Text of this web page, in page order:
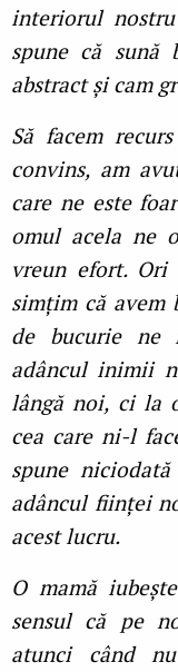
interiorul
spune că sună
abstract și cam
Să facem
convins, am
care ne este
omul acela ne
vreun efort.
simțim că avem
de bucurie ne
adâncul inimii
lângă noi, ci la
cea care ni-l
spune
adâncul ființei
acest lucru.
O mamă
sensul că pe
atunci când